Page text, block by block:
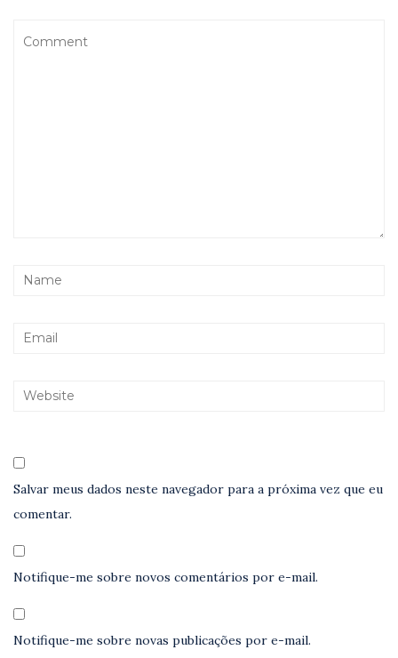
Salvar meus dados neste navegador para a próxima vez que eu
comentar.
Notifique-me sobre novos comentários por e-mail.
Notifique-me sobre novas publicações por e-mail.